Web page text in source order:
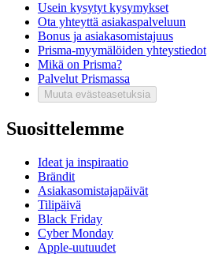
Usein kysytyt kysymykset
Ota yhteyttä asiakaspalveluun
Bonus ja asiakasomistajuus
Prisma-myymälöiden yhteystiedot
Mikä on Prisma?
Palvelut Prismassa
Muuta evästeasetuksia
Suosittelemme
Ideat ja inspiraatio
Brändit
Asiakasomistajapäivät
Tilipäivä
Black Friday
Cyber Monday
Apple-uutuudet